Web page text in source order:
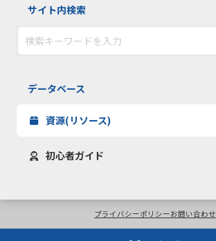
サイト内検索
データベース
資源(リソース)
初心者ガイド
プライバシーポリシーお問い合わせ